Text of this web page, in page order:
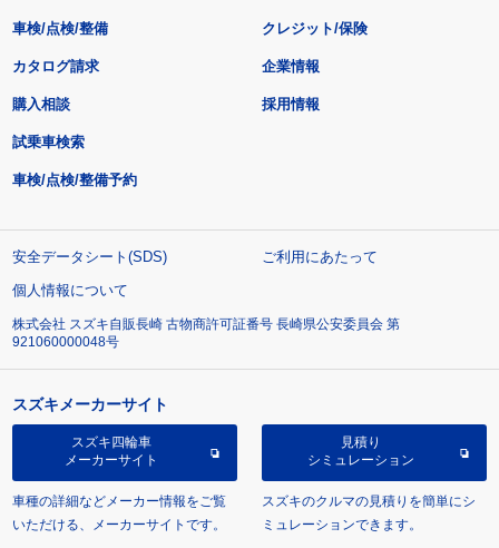
車検/点検/整備 クレジット/保険
カタログ請求
購入相談
試乗車検索
車検/点検/整備予約
企業情報
採用情報
安全データシート(SDS)
ご利用にあたって
個人情報について
株式会社 スズキ自販長崎 古物商許可証番号 長崎県公安委員会 第
921060000048号
スズキメーカーサイト
スズキ四輪車
メーカーサイト
車種の詳細などメーカー情報をご覧
いただける、メーカーサイトです。
見積り
シミュレーション
スズキのクルマの見積りを簡単にシ
ミュレーションできます。